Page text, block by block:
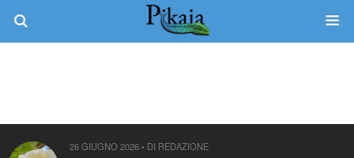
26 GIUGNO 2026 • DI REDAZIONE